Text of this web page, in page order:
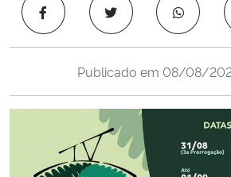
Ministério de Minas e Energia
Ministério da Ciência, Tecnologia, Inovações e
Publicado em 08/08/